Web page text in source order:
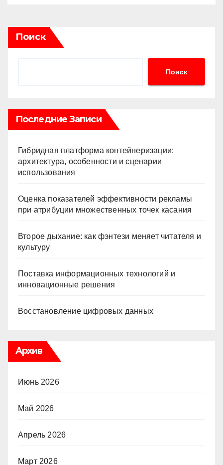
Поиск
Поиск
Последние Записи
Гибридная платформа контейнеризации:
архитектура, особенности и сценарии
использования
Оценка показателей эффективности рекламы
при атрибуции множественных точек касания
Второе дыхание: как фэнтези меняет читателя и
культуру
Поставка информационных технологий и
инновационные решения
Восстановление цифровых данных
Архив
Июнь 2026
Май 2026
Апрель 2026
Март 2026